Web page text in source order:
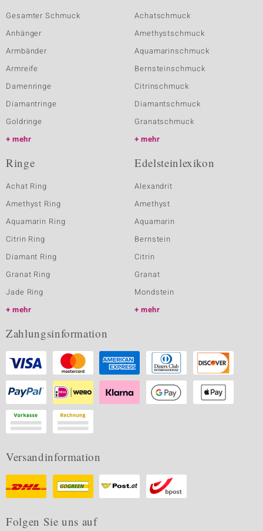
Gesamter Schmuck
Anhänger
Armbänder
Armreife
Damenringe
Diamantringe
Goldringe
mehr
Achatschmuck
Amethystschmuck
Aquamarinschmuck
Bernsteinschmuck
Citrinschmuck
Diamantschmuck
Granatschmuck
mehr
Ringe
Achat Ring
Amethyst Ring
Aquamarin Ring
Citrin Ring
Diamant Ring
Granat Ring
Jade Ring
mehr
Edelsteinlexikon
Alexandrit
Amethyst
Aquamarin
Bernstein
Citrin
Granat
Mondstein
mehr
Zahlungsinformation
Versandinformation
Folgen Sie uns auf